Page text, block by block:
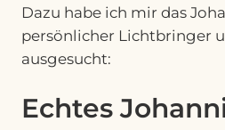
Dazu habe ich mir das
persönlicher Lichtbringer
ausgesucht:
Echtes